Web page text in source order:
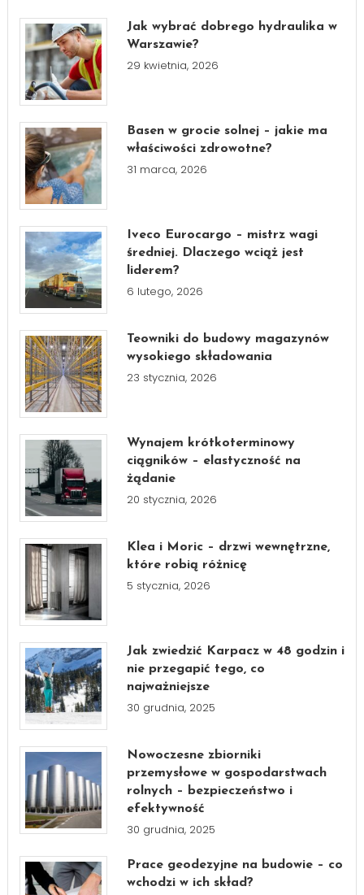
Jak wybrać dobrego hydraulika w
Warszawie?
29 kwietnia, 2026
Basen w grocie solnej – jakie ma
właściwości zdrowotne?
31 marca, 2026
Iveco Eurocargo – mistrz wagi
średniej. Dlaczego wciąż jest
liderem?
6 lutego, 2026
Teowniki do budowy magazynów
wysokiego składowania
23 stycznia, 2026
Wynajem krótkoterminowy
ciągników – elastyczność na
żądanie
20 stycznia, 2026
Klea i Moric – drzwi wewnętrzne,
które robią różnicę
5 stycznia, 2026
Jak zwiedzić Karpacz w 48 godzin i
nie przegapić tego, co
najważniejsze
30 grudnia, 2025
Nowoczesne zbiorniki
przemysłowe w gospodarstwach
rolnych – bezpieczeństwo i
efektywność
30 grudnia, 2025
Prace geodezyjne na budowie – co
wchodzi w ich skład?